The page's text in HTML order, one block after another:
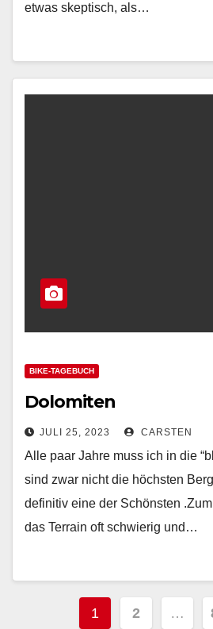
etwas skeptisch, als…
BIKE-TAGEBUCH
Dolomiten
JULI 25, 2023 CARSTEN
Alle paar Jahre muss ich in die
sind zwar nicht die höchsten
definitiv eine der Schönsten
das Terrain oft schwierig und…
1 2 …